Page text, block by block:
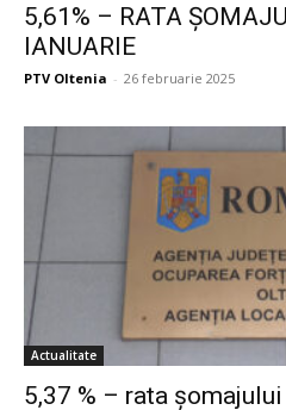
5,61% – RATA
IANUARIE
PTV Oltenia - 26 februarie 2025
Actualitate
5,37 % – rata